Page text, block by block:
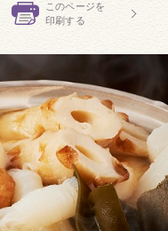
このページを
印刷する